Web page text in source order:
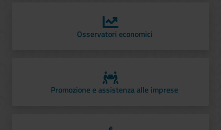
Osservatori economici
Promozione e assistenza alle imprese